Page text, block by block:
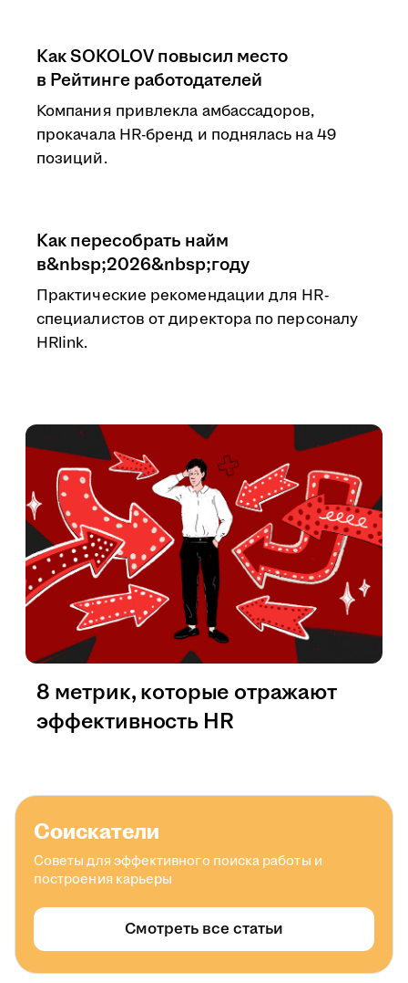
Как SOKOLOV повысил место
в Рейтинге работодателей
Компания привлекла амбассадоров,
прокачала HR-бренд и поднялась на 49
позиций.
Как пересобрать найм
в&nbsp;2026&nbsp;году
Практические рекомендации для HR-
специалистов от директора по персоналу
HRlink.
8 метрик, которые отражают
эффективность HR
Соискатели
Советы для эффективного поиска работы и
построения карьеры
Смотреть все статьи